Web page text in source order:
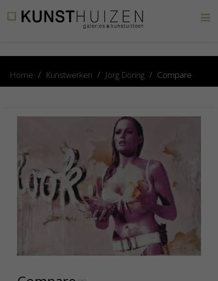
Home / Kunstwerken / Jörg Döring / Compare